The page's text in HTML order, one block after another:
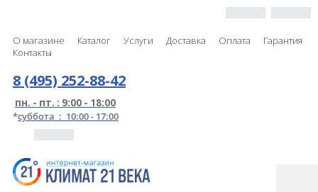
О магазине Каталог Услуги Доставка Оплата
Гарантия
Контакты
8 (495) 252-88-42
пн. - пт. : 9:00 - 18:00
*суббота : 10:00 - 17:00